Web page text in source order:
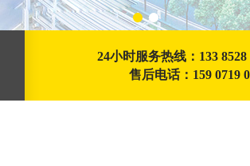
24小时服务热线：133 8528
售后电话：159 0719